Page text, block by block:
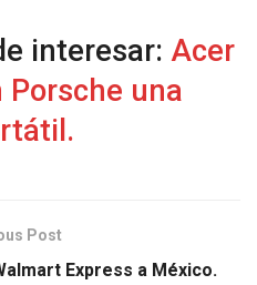
interesar: Acer
una
Post
Express a México.